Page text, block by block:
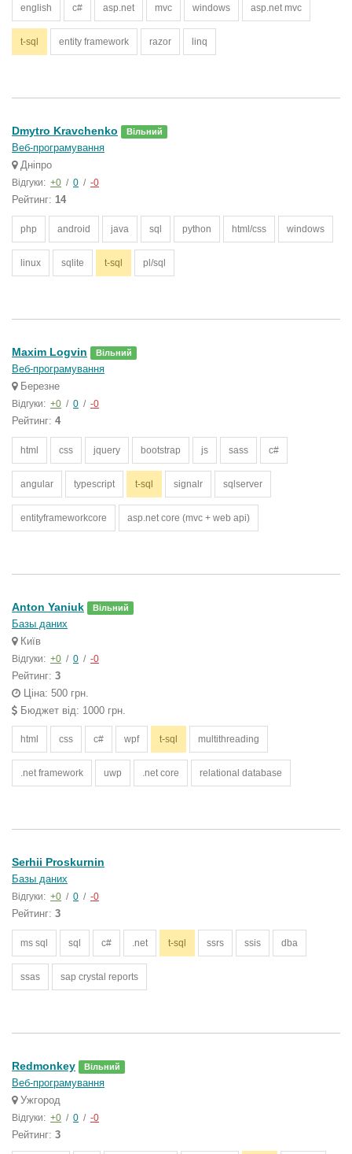
english c# asp.net mvc windows asp.net mvc
t-sql entity framework razor linq
Dmytro Kravchenko Вільний
Веб-програмування
Дніпро
Відгуки: +0 / 0 / -0
Рейтинг: 14
php android java sql python html/css windows
linux sqlite t-sql pl/sql
Maxim Logvin Вільний
Веб-програмування
Березне
Відгуки: +0 / 0 / -0
Рейтинг: 4
html css jquery bootstrap js sass c#
angular typescript t-sql signalr sqlserver
entityframeworkcore asp.net core (mvc + web api)
Anton Yaniuk Вільний
Базы даних
Київ
Відгуки: +0 / 0 / -0
Рейтинг: 3
Ціна: 500 грн.
Бюджет від: 1000 грн.
html css c# wpf t-sql multithreading
.net framework uwp .net core relational database
Serhii Proskurnin
Базы даних
Відгуки: +0 / 0 / -0
Рейтинг: 3
ms sql sql c# .net t-sql ssrs ssis dba
ssas sap crystal reports
Redmonkey Вільний
Веб-програмування
Ужгород
Відгуки: +0 / 0 / -0
Рейтинг: 3